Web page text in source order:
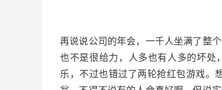
再说说公司的年会，一千人坐满了整
也不是很给力，人多也有人多的坏
乐，不过也错过了两轮抢红包游戏。